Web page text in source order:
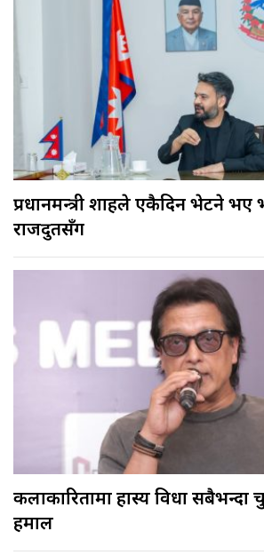
प्रधानमन्त्री शाहले एकैदिन भेटने भए
राजदुतसँग
कलाकारितामा हास्य विधा सबैभन्दा
हमाल